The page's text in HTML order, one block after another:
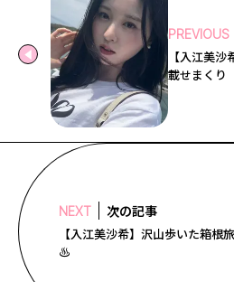
PREVIOUS
【入江美
載せまくり
NEXT 次の記事
【入江美沙希】沢山歩いた箱根旅
♨️